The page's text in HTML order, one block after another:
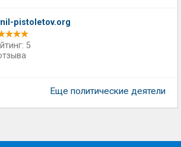
pistoletov.org
5
Еще политические деятели